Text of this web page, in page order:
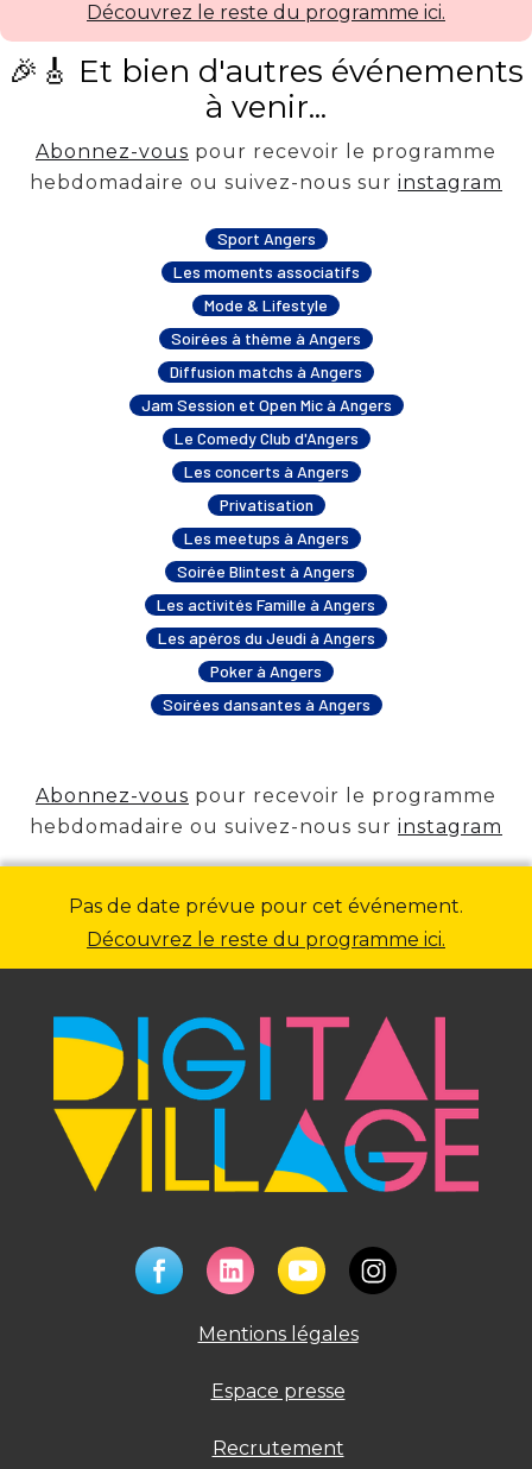
Découvrez le reste du programme ici.
🎉🎸 Et bien d'autres événements
à venir...
Abonnez-vous pour recevoir le programme
hebdomadaire ou suivez-nous sur instagram
Sport Angers
Les moments associatifs
Mode & Lifestyle
Soirées à thème à Angers
Diffusion matchs à Angers
Jam Session et Open Mic à Angers
Le Comedy Club d'Angers
Les concerts à Angers
Privatisation
Les meetups à Angers
Soirée Blintest à Angers
Les activités Famille à Angers
Les apéros du Jeudi à Angers
Poker à Angers
Soirées dansantes à Angers
Abonnez-vous pour recevoir le programme
hebdomadaire ou suivez-nous sur instagram
Pas de date prévue pour cet événement.
Découvrez le reste du programme ici.
Mentions légales
Espace presse
Recrutement